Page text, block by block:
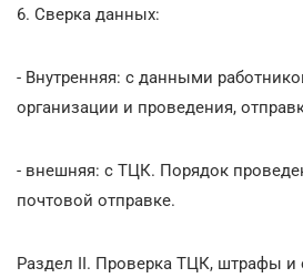
6. Сверка данных:
- Внутренняя: с данными
организации и проведения,
- внешняя: с ТЦК. Порядок
почтовой отправке.
Раздел II. Проверка ТЦК, штрафы и